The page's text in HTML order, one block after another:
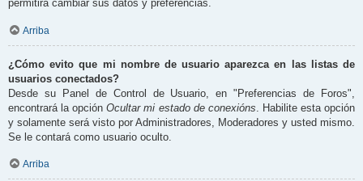
permitirá cambiar sus datos y preferencias.
Arriba
¿Cómo evito que mi nombre de usuario aparezca en las listas de
usuarios conectados?
Desde su Panel de Control de Usuario, en "Preferencias de Foros",
encontrará la opciónOcultar mi estado de conexións . Habilite esta opción
y solamente será visto por Administradores, Moderadores y usted mismo.
Se le contará como usuario oculto.
Arriba